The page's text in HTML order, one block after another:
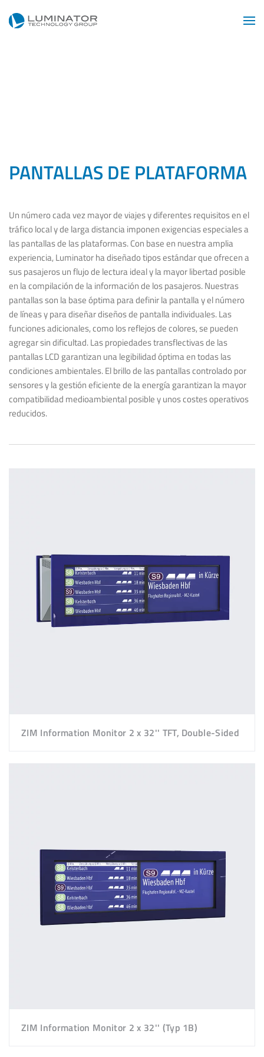
Skip to main content
PANTALLAS DE PLATAFORMA
Un número cada vez mayor de viajes y diferentes requisitos en el
tráfico local y de larga distancia imponen exigencias especiales a
las pantallas de las plataformas. Con base en nuestra amplia
experiencia, Luminator ha diseñado tipos estándar que ofrecen a
sus pasajeros un flujo de lectura ideal y la mayor libertad posible
en la compilación de la información de los pasajeros. Nuestras
pantallas son la base óptima para definir la pantalla y el número
de líneas y para diseñar diseños de pantalla individuales. Las
funciones adicionales, como los reflejos de colores, se pueden
agregar sin dificultad. Las propiedades transflectivas de las
pantallas LCD garantizan una legibilidad óptima en todas las
condiciones ambientales. El brillo de las pantallas controlado por
sensores y la gestión eficiente de la energía garantizan la mayor
compatibilidad medioambiental posible y unos costes operativos
reducidos.
ZIM Information Monitor 2 x 32'' TFT, Double-Sided
ZIM Information Monitor 2 x 32'' (Typ 1B)